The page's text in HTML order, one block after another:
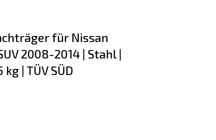
für Nissan
2008-2014 | Stahl |
| TÜV SÜD